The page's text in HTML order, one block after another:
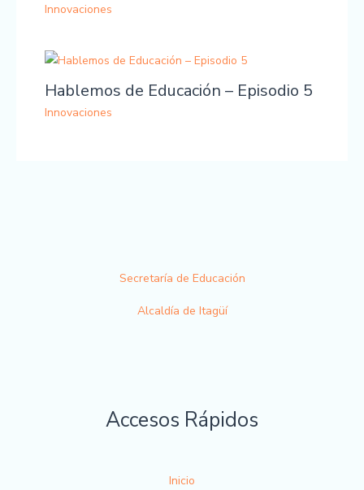
Innovaciones
Hablemos de Educación – Episodio 5
Innovaciones
Secretaría de Educación
Alcaldía de Itagüí
Accesos Rápidos
Inicio